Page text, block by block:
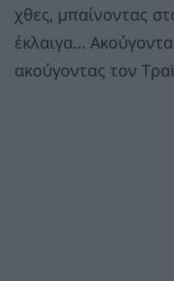
χθες, μπαίνοντας
έκλαιγα…
ακούγοντας τον